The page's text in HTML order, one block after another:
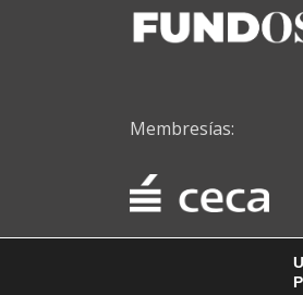
Membresías: